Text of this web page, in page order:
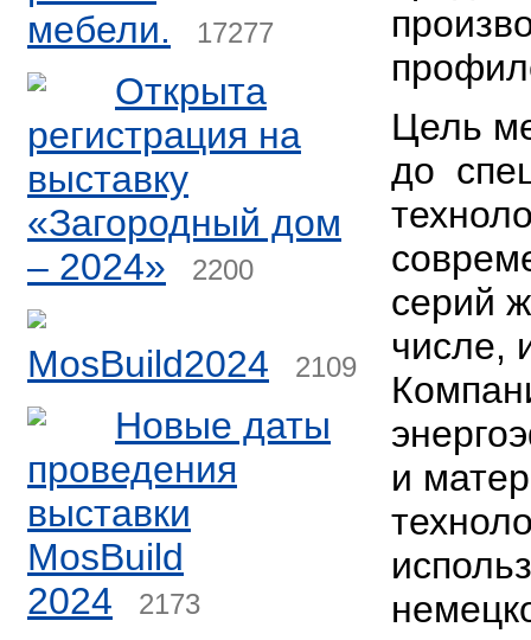
мебели.
17277
Открыта
регистрация на
выставку
«Загородный дом
– 2024»
2200
MosBuild2024 2109
Новые даты
проведения
выставки
MosBuild
2024
2173
Цель
до
серий
числе,
и